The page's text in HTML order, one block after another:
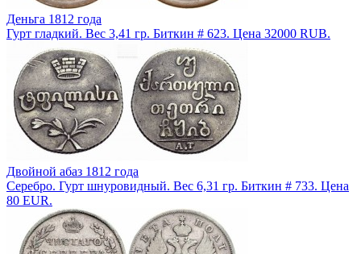
Деньга 1812 года
Гурт гладкий. Вес 3,41 гр. Биткин # 623. Цена 32000 RUB.
Двойной абаз 1812 года
Серебро. Гурт шнуровидный. Вес 6,31 гр. Биткин # 733. Цена
80 EUR.